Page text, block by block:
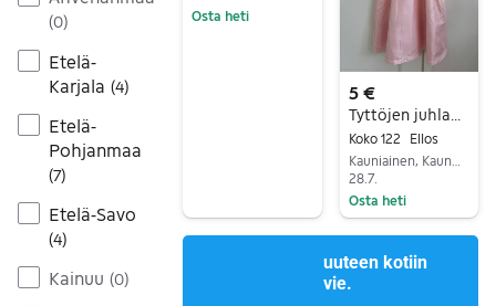
(0)
Etelä-
Karjala (4)
Etelä-
Pohjanmaa
(7)
Etelä-Savo
(4)
Kainuu (0)
Osta heti
5 €
Koko 122
Ellos
Kauniainen, Kauniainen, Uusimaa
28.7.
Osta heti